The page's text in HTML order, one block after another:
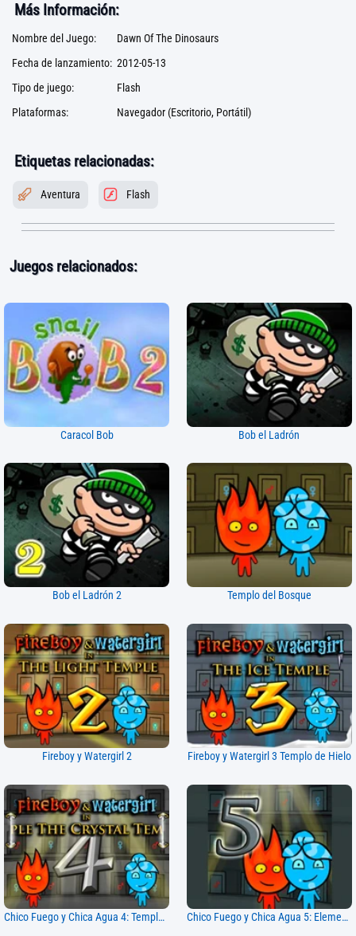
Más Información:
Nombre del Juego:
Dawn Of The Dinosaurs
Fecha de lanzamiento: 2012-05-13
Tipo de juego:
Flash
Plataformas:
Navegador (Escritorio, Portátil)
Etiquetas relacionadas:
Aventura Flash
Juegos relacionados:
Caracol Bob Bob el Ladrón
Bob el Ladrón 2 Templo del Bosque
Fireboy y Watergirl 2 Fireboy y Watergirl 3 Templo de Hielo
Chico Fuego y Chica Agua 4: Templo de Cristal Chico Fuego y Chica Agua 5: Elementos